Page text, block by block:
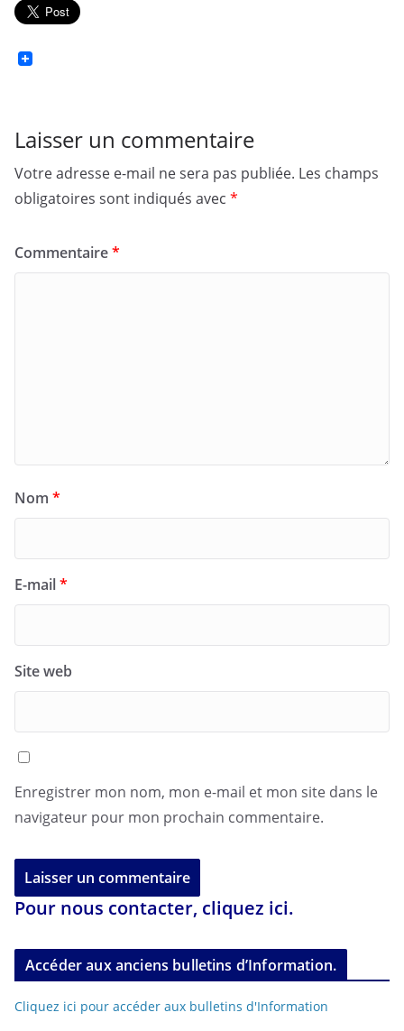
Laisser un commentaire
Votre adresse e-mail ne sera pas publiée. Les champs
obligatoires sont indiqués avec *
Commentaire*
Nom *
E-mail*
Site web
Enregistrer mon nom, mon e-mail et mon site dans le
navigateur pour mon prochain commentaire.
Pour nous contacter, cliquez ici.
Accéder aux anciens bulletins d’Information.
Cliquez ici pour accéder aux bulletins d'Information